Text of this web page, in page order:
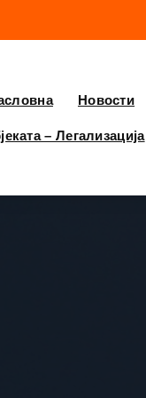
Новости
– Легализација